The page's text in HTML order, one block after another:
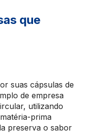
que
suas cápsulas de
de empresa
utilizando
prima
preserva o sabor